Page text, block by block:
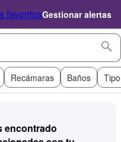
favoritosGestionar alertas
Recámaras Baños
encontrado